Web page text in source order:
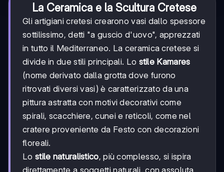
La Ceramica e la Scultura Cretese
Gli artigiani cretesi crearono vasi dallo spessore
sottilissimo, detti "a guscio d'uovo", apprezzati
in tutto il Mediterraneo. La ceramica cretese si
divide in due stili principali. Lo stile Kamares
(nome derivato dalla grotta dove furono
ritrovati diversi vasi) è caratterizzato da una
pittura astratta con motivi decorativi come
spirali, scacchiere, cunei e reticoli, come nel
cratere proveniente da Festo con decorazioni
floreali.
Lo stile naturalistico, più complesso, si ispira
direttamente a soggetti naturali, con assoluta